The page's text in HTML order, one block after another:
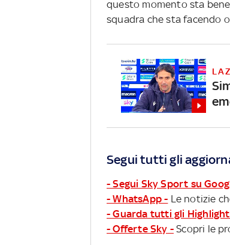
questo momento sta
squadra che sta facendo
Segui tutti gli
- Segui Sky Sport su
- WhatsApp - Le notizie
- Guarda tutti gli
- Offerte Sky - Scopri le